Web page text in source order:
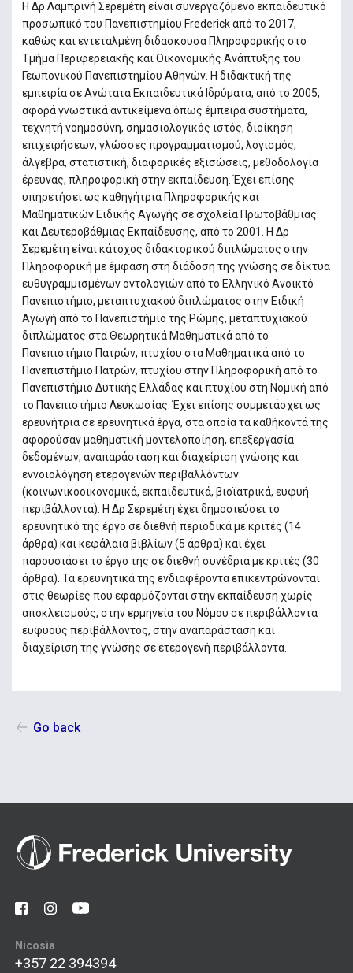
Η Δρ Λαμπρινή Σερεμέτη είναι συνεργαζόμενο εκπαιδευτικό
προσωπικό του Πανεπιστημίου Frederick από το 2017,
καθώς και εντεταλμένη διδασκουσα Πληροφορικής στο
Τμήμα Περιφερειακής και Οικονομικής Ανάπτυξης του
Γεωπονικού Πανεπιστημίου Αθηνών. Η διδακτική της
εμπειρία σε Ανώτατα Εκπαιδευτικά Ιδρύματα, από το 2005,
αφορά γνωστικά αντικείμενα όπως έμπειρα συστήματα,
τεχνητή νοημοσύνη, σημασιολογικός ιστός, διοίκηση
επιχειρήσεων, γλώσσες προγραμματισμού, λογισμός,
άλγεβρα, στατιστική, διαφορικές εξισώσεις, μεθοδολογία
έρευνας, πληροφορική στην εκπαίδευση. Έχει επίσης
υπηρετήσει ως καθηγήτρια Πληροφορικής και
Μαθηματικών Ειδικής Αγωγής σε σχολεία Πρωτοβάθμιας
και Δευτεροβάθμιας Εκπαίδευσης, από το 2001. Η Δρ
Σερεμέτη είναι κάτοχος διδακτορικού διπλώματος στην
Πληροφορική με έμφαση στη διάδοση της γνώσης σε δίκτυα
ευθυγραμμισμένων οντολογιών από το Ελληνικό Ανοικτό
Πανεπιστήμιο, μεταπτυχιακού διπλώματος στην Ειδική
Αγωγή από το Πανεπιστήμιο της Ρώμης, μεταπτυχιακού
διπλώματος στα Θεωρητικά Μαθηματικά από το
Πανεπιστήμιο Πατρών, πτυχίου στα Μαθηματικά από το
Πανεπιστήμιο Πατρών, πτυχίου στην Πληροφορική από το
Πανεπιστήμιο Δυτικής Ελλάδας και πτυχίου στη Νομική από
το Πανεπιστήμιο Λευκωσίας. Έχει επίσης συμμετάσχει ως
ερευνήτρια σε ερευνητικά έργα, στα οποία τα καθήκοντά της
αφορούσαν μαθηματική μοντελοποίηση, επεξεργασία
δεδομένων, αναπαράσταση και διαχείριση γνώσης και
εννοιολόγηση ετερογενών περιβαλλόντων
(κοινωνικοοικονομικά, εκπαιδευτικά, βιοϊατρικά, ευφυή
περιβάλλοντα). Η Δρ Σερεμέτη έχει δημοσιεύσει το
ερευνητικό της έργο σε διεθνή περιοδικά με κριτές (14
άρθρα) και κεφάλαια βιβλίων (5 άρθρα) και έχει
παρουσιάσει το έργο της σε διεθνή συνέδρια με κριτές (30
άρθρα). Τα ερευνητικά της ενδιαφέροντα επικεντρώνονται
στις θεωρίες που εφαρμόζονται στην εκπαίδευση χωρίς
αποκλεισμούς, στην ερμηνεία του Νόμου σε περιβάλλοντα
ευφυούς περιβάλλοντος, στην αναπαράσταση και
διαχείριση της γνώσης σε ετερογενή περιβάλλοντα.
Go back
Nicosia
+357 22 394394